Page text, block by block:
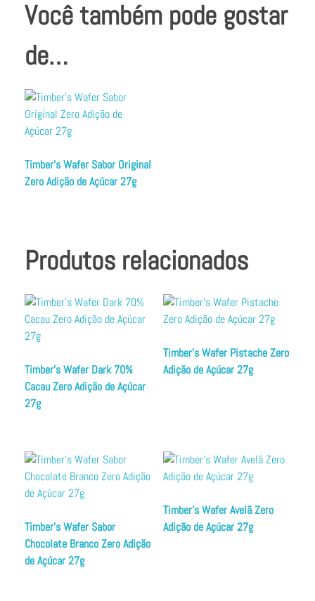
Você também pode gostar
de…
Timber’s Wafer Sabor Original
Zero Adição de Açúcar 27g
Produtos relacionados
Timber’s Wafer Dark 70%
Cacau Zero Adição de Açúcar
27g
Timber’s Wafer Pistache Zero
Adição de Açúcar 27g
Timber’s Wafer Sabor
Chocolate Branco Zero Adição
de Açúcar 27g
Timber’s Wafer Avelã Zero
Adição de Açúcar 27g